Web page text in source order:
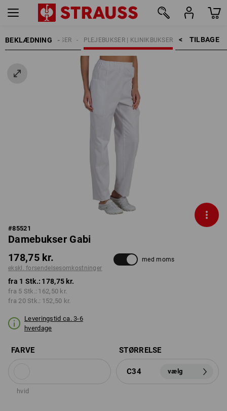
BEKLÆDNING TILBAGE    >
PLEJEBUKSER | KLINIKBUKSER
ARBEJDSBUKSER
#85521
Damebukser Gabi
178,75 kr.
ekskl. forsendelsesomkostninger
med moms
fra 1 Stk.: 178,75 kr.
fra 5 Stk.: 162,50 kr.
fra 20 Stk.: 152,50 kr.
Leveringstid ca. 3-6
hverdage
FARVE
hvid
STØRRELSE
C34 vælg